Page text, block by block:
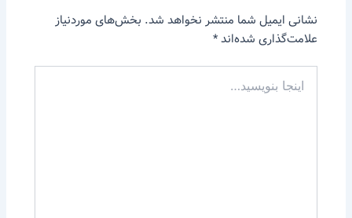
نشانی ایمیل شما منتشر نخواهد شد. بخش‌های موردنیاز
علامت‌گذاری شده‌اند*
اینجا
بنویسید…